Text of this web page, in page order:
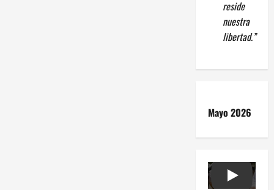
reside
nuestra
libertad.”
Mayo 2026
Play